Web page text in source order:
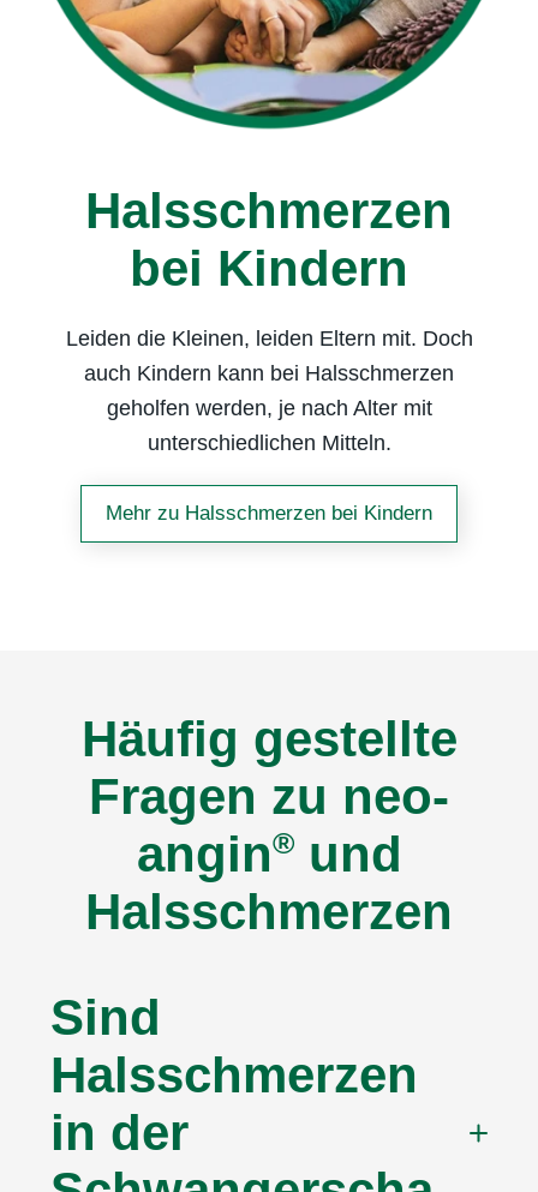
Halsschmerzen
bei Kindern
Leiden die Kleinen, leiden Eltern mit. Doch
auch Kindern kann bei Halsschmerzen
geholfen werden, je nach Alter mit
unterschiedlichen Mitteln.
Mehr zu Halsschmerzen bei Kindern
Häufig gestellte
Fragen zu neo-
angin®und
Halsschmerzen
Sind
Halsschmerzen
in der